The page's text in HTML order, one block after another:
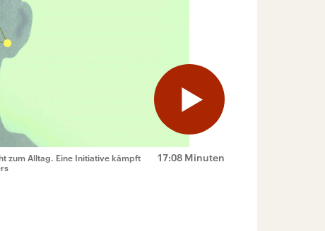
17:08 Minuten
zum Alltag. Eine Initiative kämpft